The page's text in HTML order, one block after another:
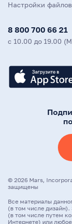
Настройки
8 800 700 66 21
с 10.00 до 19.00
© 2026 Mars,
защищены
Все материалы
(в том числе
(в том числе путем
Интернете) или